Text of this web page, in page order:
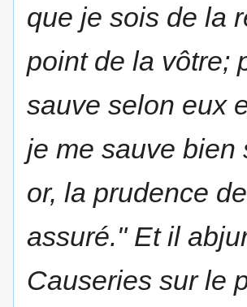
que je sois de la
point de la vôtre;
sauve selon eux
je me sauve bien
or, la prudence
assuré." Et il
Causeries sur le